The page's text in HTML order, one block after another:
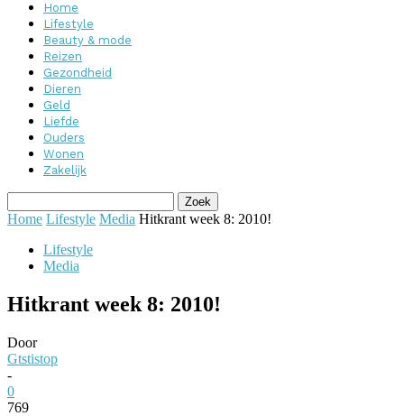
Home
Lifestyle
Beauty & mode
Reizen
Gezondheid
Dieren
Geld
Liefde
Ouders
Wonen
Zakelijk
Home Lifestyle Media Hitkrant week 8: 2010!
Lifestyle
Media
Hitkrant week 8: 2010!
Door
Gtstistop
-
0
769